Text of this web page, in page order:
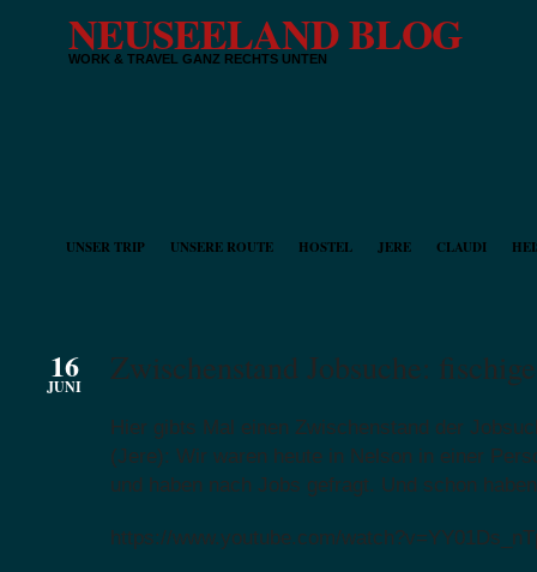
NEUSEELAND BLOG
WORK & TRAVEL GANZ RECHTS UNTEN
UNSER TRIP UNSERE ROUTE HOSTEL JERE CLAUDI
16
JUNI Zwischenstand Jobsuche:
Hier gibts Mal einen Zwischenstand der
(Jere): Wir waren heute in Nelson in einer
und haben nach Jobs gefragt. Und schon
https://www.youtube.com/